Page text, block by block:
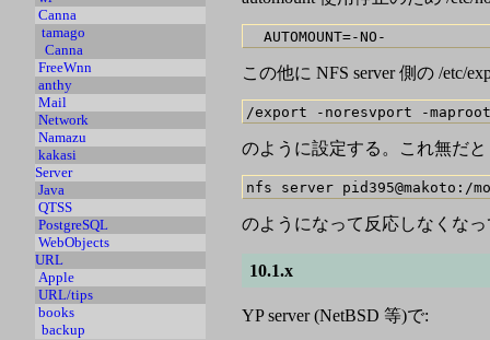
Canna
tamago
Canna
FreeWnn
anthy
Mail
Network
Namazu
kakasi
Server
Java
QTSS
PostgreSQL
WebObjects
URL
Apple
URL/tips
books
backup
この他に NFS server 側の /etc/
のように設定する。これ無だと
のようになって反応しなくな
10.1.x
YP server (NetBSD 等)で: